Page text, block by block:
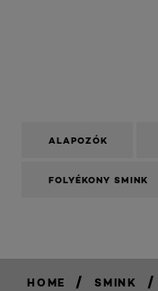
ALAPOZÓK
FOLYÉKONY SMINK
HOME / SMINK /